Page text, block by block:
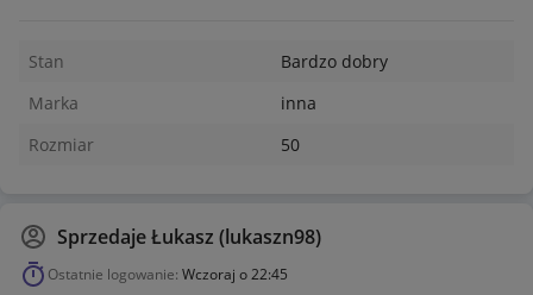
DŁUGOŚĆ RĘKAWA OD PACHY-43CM
MASZ PYTANIA - PROPOZYCJE - NAPISZ! ODPOWIEM
POLECAM I ZAPRASZAM NA POZOSTAŁE MOJE OGŁOSZENIA
Stan
Bardzo dobry
Marka
inna
Rozmiar
50
SprzedajeŁukasz (lukaszn98)
Ostatnie logowanie: Wczoraj o 22:45